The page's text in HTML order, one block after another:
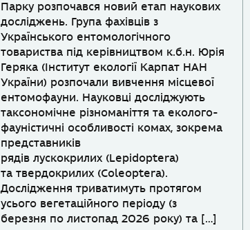
Парку розпочався новий етап наукових
досліджень. Група фахівців з
Українського ентомологічного
товариства під керівництвом к.б.н. Юрія
Геряка (Інститут екології Карпат НАН
України) розпочали вивчення місцевої
ентомофауни. Науковці досліджують
таксономічне різноманіття та еколого-
фауністичні особливості комах, зокрема
представників
рядів лускокрилих (Lepidoptera)
та твердокрилих (Coleoptera).
Дослідження триватимуть протягом
усього вегетаційного періоду (з
березня по листопад 2026 року) та […]